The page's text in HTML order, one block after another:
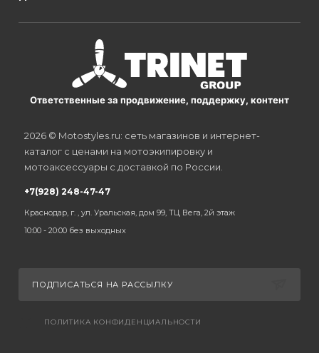
Ответственные за продвижение, поддержку, контент
2026 © Motostyles.ru: сеть магазинов и интернет-
каталог с ценами на мотоэкипировку и
мотоаксессуары с доставкой по России.
+7(928) 248-47-47
Краснодар, г. , ул. Уральская, дом 99, ТЦ Вега, 2й этаж
10:00 - 20:00 без выходных
ПОДПИСАТЬСЯ НА РАССЫЛКУ
ПОЛИТИКА КОНФИДЕНЦИАЛЬНОСТИ